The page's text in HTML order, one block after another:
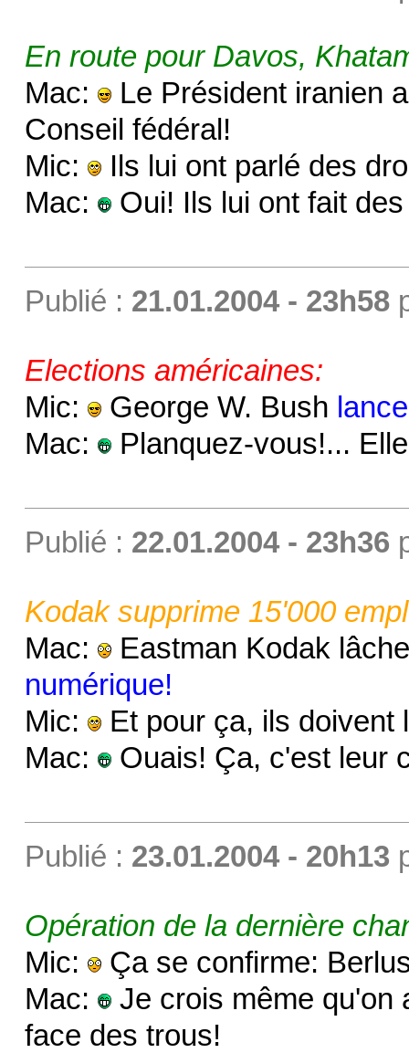
En route pour Davos,
Mac:
Le Président iranien
Conseil fédéral!
Mic:
Ils lui ont parlé des
Mac:
Oui! Ils lui ont fait
Publié : 21.01.2004 - 23h58
Elections américaines:
Mic:
George W. Bush lance
Mac:
Planquez-vous!...
Publié : 22.01.2004 - 23h36
Kodak supprime 15'000
Mac:
Eastman Kodak
numérique!
Mic:
Et pour ça, ils doivent
Mac:
Ouais! Ça, c'est leur
Publié : 23.01.2004 - 20h13
Opération de la dernière
Mic:
Ça se confirme:
Mac:
Je crois même qu'on
face des trous!